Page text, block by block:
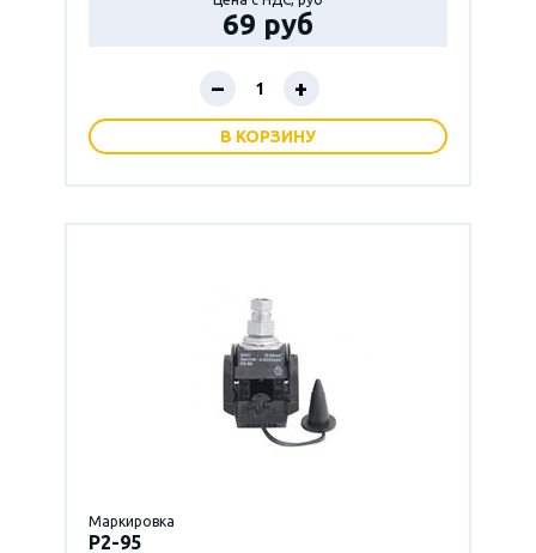
69 руб
– +
В КОРЗИНУ
Маркировка
P2-95